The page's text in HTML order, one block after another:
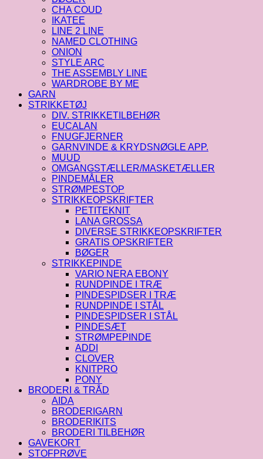
CHA COUD
IKATEE
LINE 2 LINE
NAMED CLOTHING
ONION
STYLE ARC
THE ASSEMBLY LINE
WARDROBE BY ME
GARN
STRIKKETØJ
DIV. STRIKKETILBEHØR
EUCALAN
FNUGFJERNER
GARNVINDE & KRYDSNØGLE APP.
MUUD
OMGANGSTÆLLER/MASKETÆLLER
PINDEMÅLER
STRØMPESTOP
STRIKKEOPSKRIFTER
PETITEKNIT
LANA GROSSA
DIVERSE STRIKKEOPSKRIFTER
GRATIS OPSKRIFTER
BØGER
STRIKKEPINDE
VARIO NERA EBONY
RUNDPINDE I TRÆ
PINDESPIDSER I TRÆ
RUNDPINDE I STÅL
PINDESPIDSER I STÅL
PINDESÆT
STRØMPEPINDE
ADDI
CLOVER
KNITPRO
PONY
BRODERI & TRÅD
AIDA
BRODERIGARN
BRODERIKITS
BRODERI TILBEHØR
GAVEKORT
STOFPRØVE